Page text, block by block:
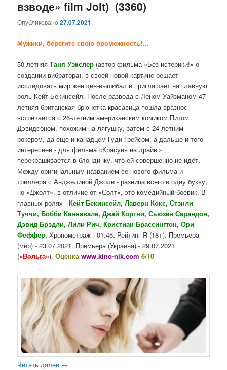
взводе» film Jolt) (3360)
Опубликовано27.07.2021
Мужики, берегите свою промежность!…
50-летняяТаня Уэкслер (автор фильма «Без истерики!» о
создании вибратора), в своей новой картине решает
исследовать мир женщин-вышибал и приглашает на главную
роль Кейт Бекинсейл. После развода с Леном Уайзманом 47-
летняя британская брюнетка-красавица пошла вразнос -
встречается с 26-летним американским комиком Питом
Дэвидсоном, похожим на лягушку, затем с 24-летним
рокером, да еще и канадцем Гуди Грейсом, а дальше и того
интереснее - для фильма «Красуня на драйві»
перекрашивается в блондинку, что ей совершенно не идёт.
Между оригинальным названием ее нового фильма и
триллера с Анджелиной Джоли - разница всего в одну букву,
но «Джолт», в отличие от «Солт», это комедийный боевик. В
главных ролях -Кейт Бекинсейл, Лаверн Кокс, Стэнли
Туччи, Бобби Каннавале, Джай Кортни, Сьюзен Сарандон,
Дэвид Брэдли, Лили Рич, Кристиан Брассингтон, Ори
Феффер. Хронометраж - 01:45. Рейтинг R (18+). Премьера
(мир) - 23.07.2021. Премьера (Украина) - 29.07.2021
(«Вольга»).Оценкаwww.kino-nik.com 6/10
Читать далее →